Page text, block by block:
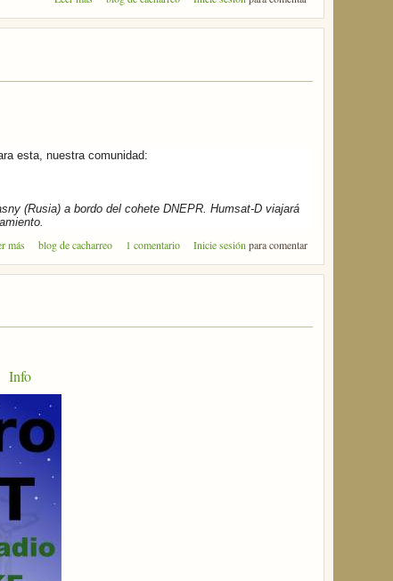
esta, nuestra comunidad:
(Rusia) a bordo del cohete DNEPR. Humsat-D viajará
más sobre Lanzamiento del satélite Humsat-D
blog de cacharreo 1 comentario Inicie sesión para comentar
Info